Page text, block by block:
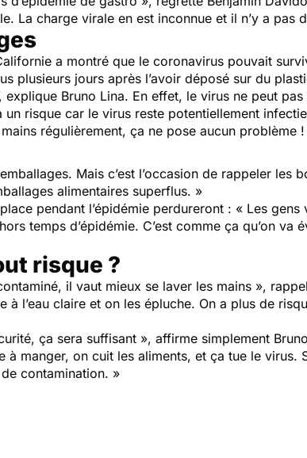
La charge virale en est inconnue et il n’y a pas
a montré que le coronavirus pouvait
plusieurs jours après l’avoir déposé sur du
Bruno Lina. En effet, le virus ne peut pas
risque car le virus reste potentiellement
régulièrement, ça ne pose aucun problème
Mais c’est l’occasion de rappeler les
alimentaires superflus. »
pendant l’épidémie perdureront : « Les
temps d’épidémie. C’est comme ça qu’on va
risque ?
il vaut mieux se laver les mains »,
l’eau claire et on les épluche. On a plus de
ça sera suffisant », affirme simplement
à manger, on cuit les aliments, et ça tue le virus.
contamination. »